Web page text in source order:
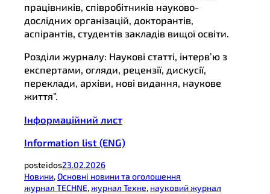
працівників, співробітників науково-
дослідних організацій, докторантів,
аспірантів, студентів закладів вищої освіти.
Розділи журналу: Наукові статті, інтерв’ю з
експертами, огляди, рецензії, дискусії,
переклади, архіви, нові видання, наукове
життя”.
Інформаційний лист
Information list (ENG)
posteidos23.02.2026
Новини, Основні новини та оголошення
журнал TECHNE, журнал Техне, науковий журнал